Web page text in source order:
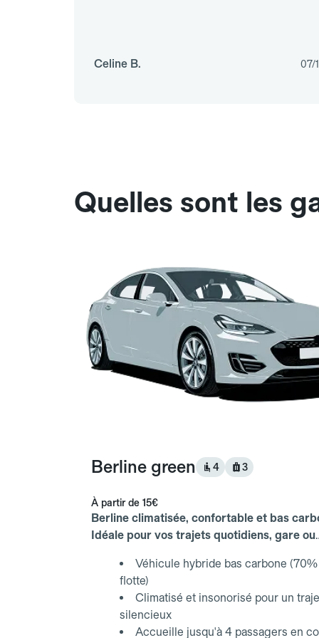
Celine B. 07/
Quelles sont les
Berline green 4 3
À partir de 15€
Berline climatisée, confortable et bas
Idéale pour vos trajets quotidiens, gare ou
Véhicule hybride bas carbone
flotte)
Climatisé et insonorisé pour un
silencieux
Accueille jusqu'à 4 passagers en